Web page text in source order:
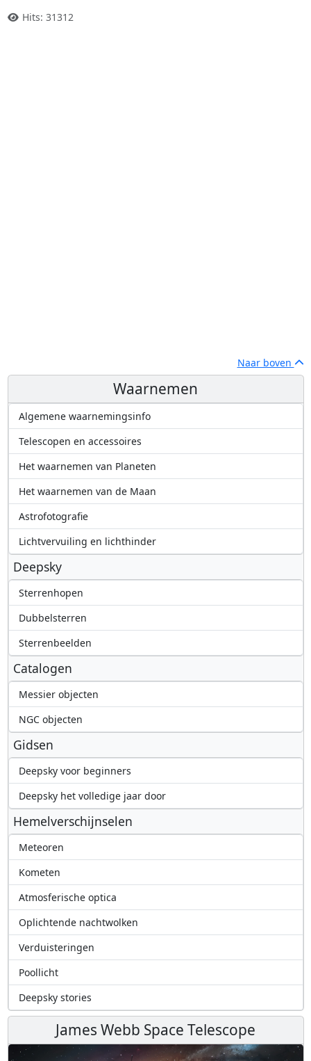
Hits: 31312
Naar boven
Waarnemen
Algemene waarnemingsinfo
Telescopen en accessoires
Het waarnemen van Planeten
Het waarnemen van de Maan
Astrofotografie
Lichtvervuiling en lichthinder
Deepsky
Sterrenhopen
Dubbelsterren
Sterrenbeelden
Catalogen
Messier objecten
NGC objecten
Gidsen
Deepsky voor beginners
Deepsky het volledige jaar door
Hemelverschijnselen
Meteoren
Kometen
Atmosferische optica
Oplichtende nachtwolken
Verduisteringen
Poollicht
Deepsky stories
James Webb Space Telescope